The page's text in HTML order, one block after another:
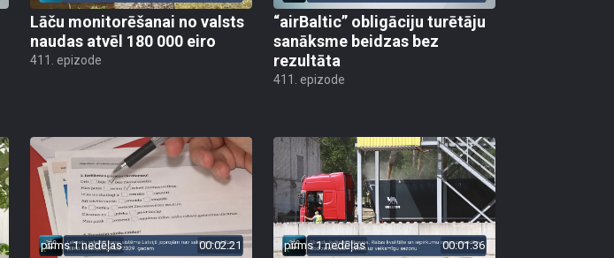
Lāču monitorēšanai no valsts
naudas atvēl 180 000 eiro
411. epizode
“airBaltic” obligāciju turētāju
sanāksme beidzas bez
rezultāta
411. epizode
pirms 1 nedēļas 00:02:21 pirms 1 nedēļas 00:01:36